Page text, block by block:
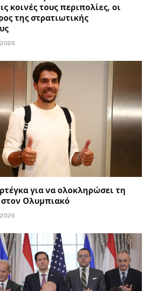
κοινές τους περιπολίες, οι
της στρατιωτικής
για να ολοκληρώσει τη
Ολυμπιακό